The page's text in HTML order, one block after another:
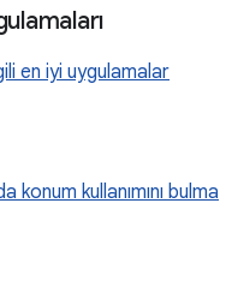
en iyi uygulamalar
konum kullanımını bulma